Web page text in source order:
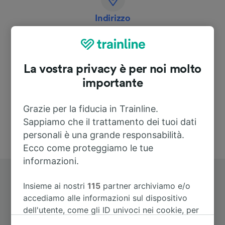
Indirizzo
Bahnhofstraße 26
Deutschland
La vostra privacy è per noi molto
importante
Grazie per la fiducia in Trainline.
Sappiamo che il trattamento dei tuoi dati
personali è una grande responsabilità.
Ecco come proteggiamo le tue
informazioni.
Insieme ai nostri115 partner archiviamo e/o
accediamo alle informazioni sul dispositivo
dell'utente, come gli ID univoci nei cookie, per